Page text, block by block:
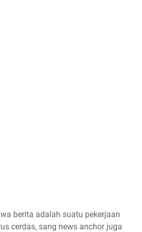
berita adalah suatu pekerjaan
cerdas, sang news anchor juga